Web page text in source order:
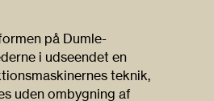
på Dumle-
i udseendet en
teknik,
uden ombygning af